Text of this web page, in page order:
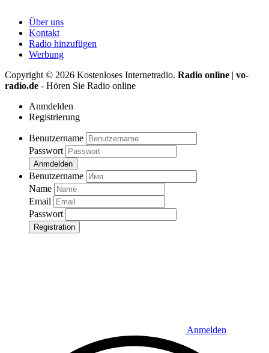
Über uns
Kontakt
Radio hinzufügen
Werbung
Copyright © 2026 Kostenloses Internetradio. Radio online | vo-
radio.de - Hören Sie Radio online
Anmdelden
Registrierung
Benutzername
Passwort
Anmdelden
Benutzername
Name
Email
Passwort
Registration
Anmelden